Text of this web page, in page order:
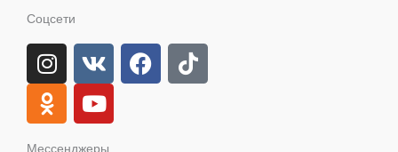
Соцсети
I
n
s
t
a
V
k
F
a
T
i
O
d
n
o
k
Y
o
u
t
u
Мессенджеры